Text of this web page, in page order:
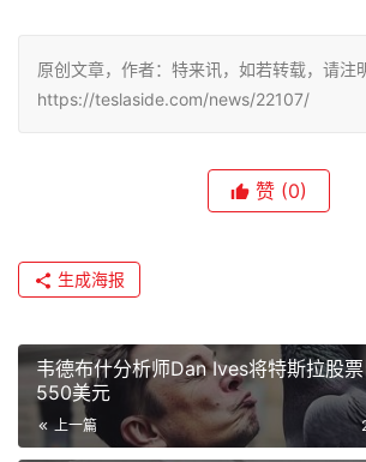
原创文章，作者：特来讯，如若转载，请注
https://teslaside.com/news/22107/
赞 (0)
生成海报
韦德布什分析师Dan Ives将特斯拉股
550美元
上一篇